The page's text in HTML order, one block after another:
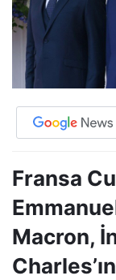
Fransa
Macron,